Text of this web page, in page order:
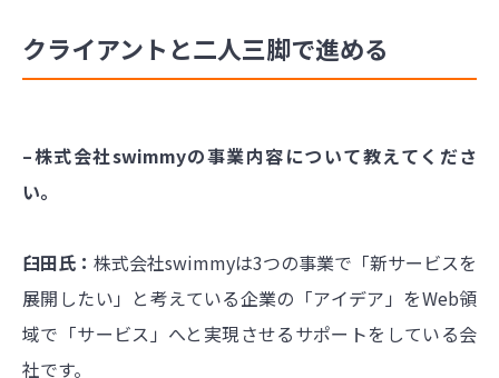
クライアントと二人三脚で進める
–株式会社swimmyの事業内容について教えてくださ
い。
臼田氏： 株式会社swimmyは3つの事業で「新サービスを
展開したい」と考えている企業の「アイデア」をWeb領
域で「サービス」へと実現させるサポートをしている会
社です。